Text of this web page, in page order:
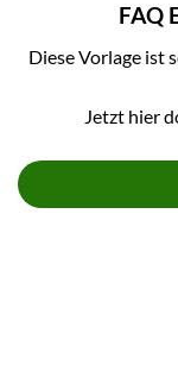
FAQ
Diese Vorlage ist
Jetzt hier